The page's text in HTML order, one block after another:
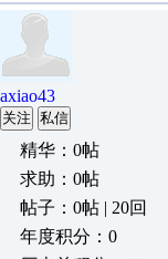
axiao43
关注 私信
精华：0帖
求助：0帖
帖子：0帖 | 20回
年度积分：0